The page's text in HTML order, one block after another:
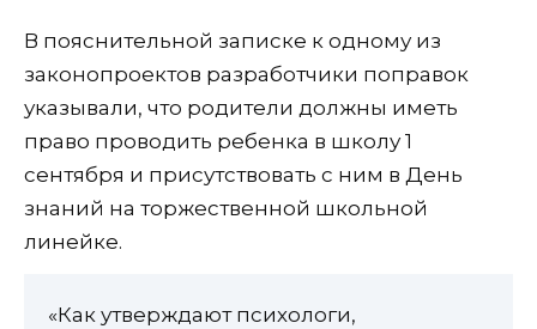
В пояснительной записке к одному из
законопроектов разработчики поправок
указывали, что родители должны иметь
право проводить ребенка в школу 1
сентября и присутствовать с ним в День
знаний на торжественной школьной
линейке.
«Как утверждают психологи,